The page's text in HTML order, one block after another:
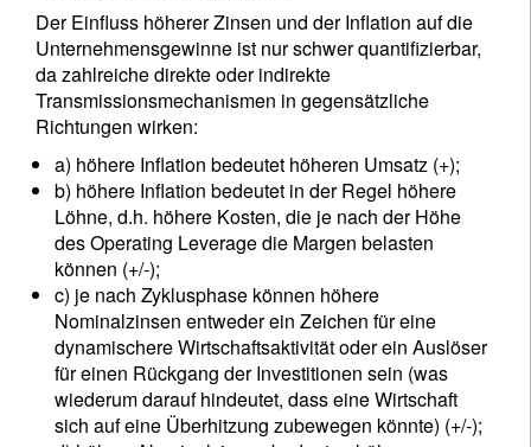
Der Einfluss höherer Zinsen und der Inflation auf die
Unternehmensgewinne ist nur schwer quantifizierbar,
da zahlreiche direkte oder indirekte
Transmissionsmechanismen in gegensätzliche
Richtungen wirken:
a) höhere Inflation bedeutet höheren Umsatz (+);
b) höhere Inflation bedeutet in der Regel höhere
Löhne, d.h. höhere Kosten, die je nach der Höhe
des Operating Leverage die Margen belasten
können (+/-);
c) je nach Zyklusphase können höhere
Nominalzinsen entweder ein Zeichen für eine
dynamischere Wirtschaftsaktivität oder ein Auslöser
für einen Rückgang der Investitionen sein (was
wiederum darauf hindeutet, dass eine Wirtschaft
sich auf eine Überhitzung zubewegen könnte) (+/-);